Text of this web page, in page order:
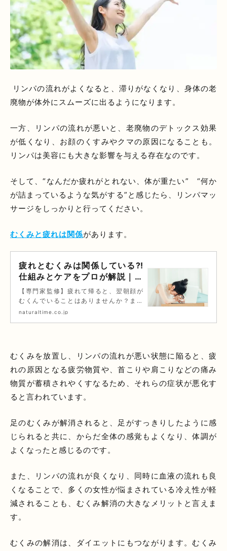
リンパの流れがよくなると、滞りがなくなり、身体の老
廃物が体外にスムーズに出るようになります。
一方、リンパの流れが悪いと、老廃物のデトックス効果
が低くなり、お顔のくすみやクマの原因になることも。
リンパは美容にも大きな影響を与える存在なのです。
そして、“なんだか疲れがとれない、体が重たい” “何か
が詰まっているような気がする”と感じたら、リンパマッ
サージをしっかりと行ってください。
むくみと疲れは関係があります。
疲れとむくみは関係している⁈
仕組みとケアをプロが解説｜コ
ラム｜銀座ナチュラルタイム-
銀座駅から徒歩1分の極上リン
パマッサージ
【専門家監修】疲れて帰ると、翌朝顔が
むくんでいることはありませんか？また
むくみがひどく続く状態の時は、身体が
しく解説します。
naturaltime.co.jp
むくみを放置し、リンパの流れが悪い状態に陥ると、疲
れの原因となる疲労物質や、首こりや肩こりなどの痛み
物質が蓄積されやくすなるため、それらの症状が悪化す
ると言われています。
足のむくみが解消されると、足がすっきりしたように感
じられると共に、からだ全体の感覚もよくなり、体調が
よくなったと感じるのです。
また、リンパの流れが良くなり、同時に血液の流れも良
くなることで、多くの女性が悩まされている冷え性が軽
減されることも、むくみ解消の大きなメリットと言えま
す。
むくみの解消は、ダイエットにもつながります。むくみ